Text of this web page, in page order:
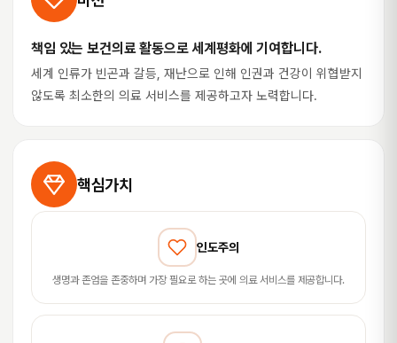
책임 있는 보건의료 활동으로 세계평화에 기여합니다.
세계 인류가 빈곤과 갈등, 재난으로 인해 인권과 건강이 위협받지
않도록 최소한의 의료 서비스를 제공하고자 노력합니다.
핵심가치
인도주의
생명과 존엄을 존중하며 가장 필요로 하는 곳에 의료 서비스를 제공합니다.